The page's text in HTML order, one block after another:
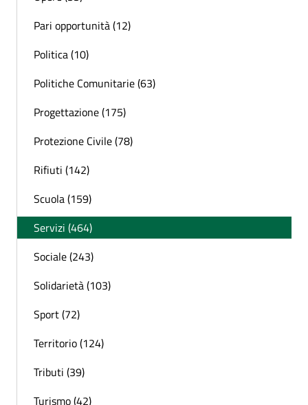
Pari opportunità (12)
Politica (10)
Politiche Comunitarie (63)
Progettazione (175)
Protezione Civile (78)
Rifiuti (142)
Scuola (159)
Servizi (464)
Sociale (243)
Solidarietà (103)
Sport (72)
Territorio (124)
Tributi (39)
Turismo (42)